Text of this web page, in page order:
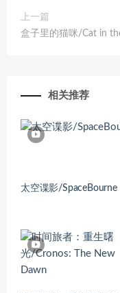
上一篇
盒子里的猫咪/Cat in
相关推荐
太空谍影/SpaceBourne